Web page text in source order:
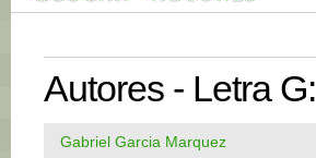
Autores - Letra G:
Gabriel Garcia Marquez